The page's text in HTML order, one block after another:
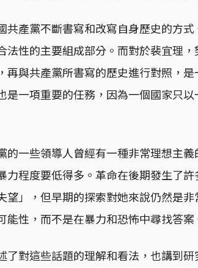
共產黨不斷書寫和改寫自身歷史的方
法性的主要組成部分。而對於裴宜理
再與共產黨所書寫的歷史進行對照，是
是一項重要的任務，因為一個國家只
的一些領導人曾經有一種非常理想主
力程度要低得多。革命在後期發生了
望」，但早期的探索對她來說仍然是
性，而不是在暴力和恐怖中尋找答案
了對這些話題的理解和看法，也講到